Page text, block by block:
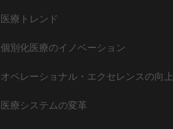
医療トレンド
個別化医療のイノベーション
オペレーショナル・エクセレンスの向上
医療システムの変革